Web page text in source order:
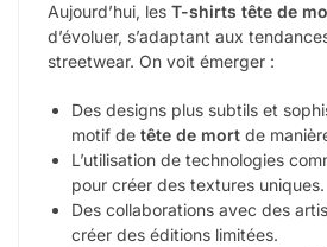
Aujourd’hui, les T-shirts tête de
d’évoluer, s’adaptant aux
streetwear. On voit émerger :
Des designs plus subtils et
motif de tête de mort de
L’utilisation de technologies
pour créer des textures uniques.
Des collaborations avec des
créer des éditions limitées.